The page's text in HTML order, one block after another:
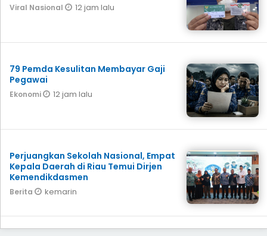
Viral Nasional 12 jam lalu
79 Pemda Kesulitan Membayar Gaji
Pegawai
Ekonomi 12 jam lalu
Perjuangkan Sekolah Nasional, Empat
Kepala Daerah di Riau Temui Dirjen
Kemendikdasmen
Berita kemarin